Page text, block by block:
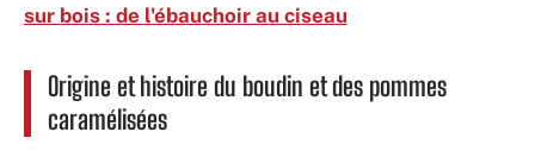
sur bois : de l'ébauchoir au ciseau
Origine et histoire du boudin et des pommes
caramélisées